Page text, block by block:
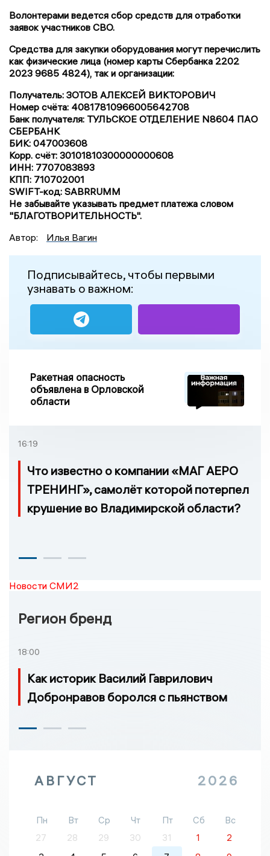
Волонтерами ведется сбор средств для отработки
заявок участников СВО.
Средства для закупки оборудования могут перечислить
как физические лица (номер карты Сбербанка 2202
2023 9685 4824), так и организации:
Получатель: ЗОТОВ АЛЕКСЕЙ ВИКТОРОВИЧ
Номер счёта: 40817810966005642708
Банк получателя: ТУЛЬСКОЕ ОТДЕЛЕНИЕ N8604 ПАО
СБЕРБАНК
БИК: 047003608
Корр. счёт: 30101810300000000608
ИНН: 7707083893
КПП: 710702001
SWIFT-код: SABRRUMM
Не забывайте указывать предмет платежа словом
"БЛАГОТВОРИТЕЛЬНОСТЬ".
Автор:
Илья Вагин
Подписывайтесь, чтобы первыми
узнавать о важном:
Ракетная опасность
объявлена в Орловской
области
16:19
Что известно о компании «МАГ АЕРО
ТРЕНИНГ», самолёт которой потерпел
крушение во Владимирской области?
Новости СМИ2
Регион бренд
18:00
Как историк Василий Гаврилович
Добронравов боролся с пьянством
АВГУСТ 2026
Пн Вт Ср Чт Пт Сб
Вс
27
28 29 30 31 1
2